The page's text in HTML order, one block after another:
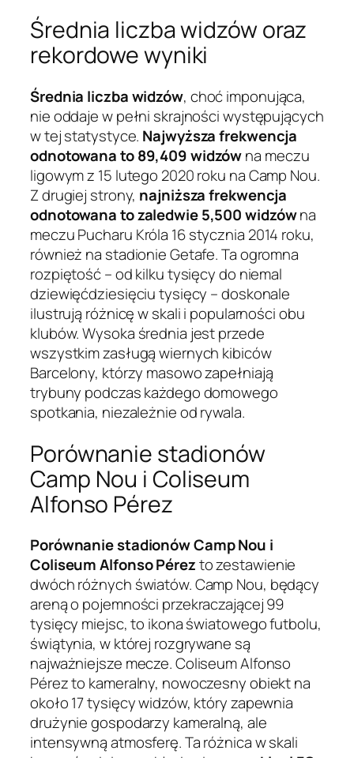
Średnia liczba widzów oraz
rekordowe wyniki
Średnia liczba widzów, choć imponująca,
nie oddaje w pełni skrajności występujących
w tej statystyce. Najwyższa frekwencja
odnotowana to 89,409 widzówna meczu
ligowym z 15 lutego 2020 roku na Camp Nou.
Z drugiej strony, najniższa frekwencja
odnotowana to zaledwie 5,500 widzówna
meczu Pucharu Króla 16 stycznia 2014 roku,
również na stadionie Getafe. Ta ogromna
rozpiętość – od kilku tysięcy do niemal
dziewięćdziesięciu tysięcy – doskonale
ilustrują różnicę w skali i popularności obu
klubów. Wysoka średnia jest przede
wszystkim zasługą wiernych kibiców
Barcelony, którzy masowo zapełniają
trybuny podczas każdego domowego
spotkania, niezależnie od rywala.
Porównanie stadionów
Camp Nou i Coliseum
Alfonso Pérez
Porównanie stadionów Camp Nou i
Coliseum Alfonso Pérezto zestawienie
dwóch różnych światów. Camp Nou, będący
areną o pojemności przekraczającej 99
tysięcy miejsc, to ikona światowego futbolu,
świątynia, w której rozgrywane są
najważniejsze mecze. Coliseum Alfonso
Pérez to kameralny, nowoczesny obiekt na
około 17 tysięcy widzów, który zapewnia
drużynie gospodarzy kameralną, ale
intensywną atmosferę. Ta różnica w skali